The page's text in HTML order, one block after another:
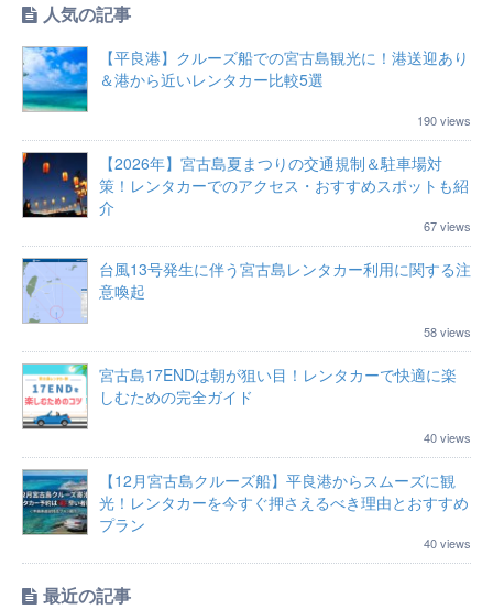
人気の記事
【平良港】クルーズ船での宮古島観光に！港送迎あり
＆港から近いレンタカー比較5選
190 views
【2026年】宮古島夏まつりの交通規制＆駐車場対
策！レンタカーでのアクセス・おすすめスポットも紹
介
67 views
台風13号発生に伴う宮古島レンタカー利用に関する注
意喚起
58 views
宮古島17ENDは朝が狙い目！レンタカーで快適に楽
しむための完全ガイド
40 views
【12月宮古島クルーズ船】平良港からスムーズに観
光！レンタカーを今すぐ押さえるべき理由とおすすめ
プラン
40 views
最近の記事